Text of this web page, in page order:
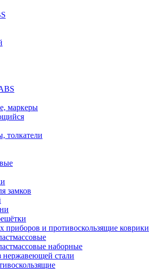
маркеры
толкатели
замков
приборов и противоскользящие коврики
наборные
стали